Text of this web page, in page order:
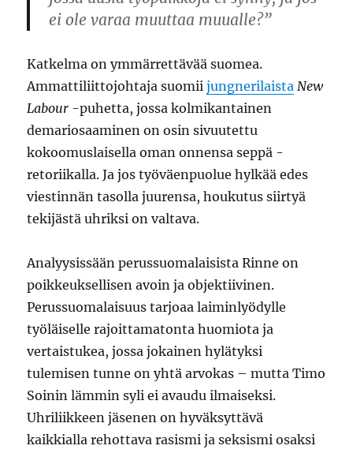
ei ole varaa muuttaa muualle?”
Katkelma on ymmärrettävää suomea.
Ammattiliittojohtaja suomiijungnerilaista New
Labour -puhetta, jossa kolmikantainen
demariosaaminen on osin sivuutettu
kokoomuslaisella oman onnensa seppä -
retoriikalla. Ja jos työväenpuolue hylkää edes
viestinnän tasolla juurensa, houkutus siirtyä
tekijästä uhriksi on valtava.
Analyysissään perussuomalaisista Rinne on
poikkeuksellisen avoin ja objektiivinen.
Perussuomalaisuus tarjoaa laiminlyödylle
työläiselle rajoittamatonta huomiota ja
vertaistukea, jossa jokainen hylätyksi
tulemisen tunne on yhtä arvokas – mutta Timo
Soinin lämmin syli ei avaudu ilmaiseksi.
Uhriliikkeen jäsenen on hyväksyttävä
kaikkialla rehottava rasismi ja seksismi osaksi